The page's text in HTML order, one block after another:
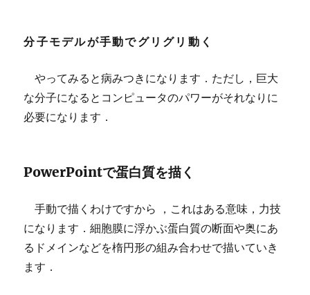
分子モデルが手動でグリグリ動く
やってみると病みつきになります．ただし，巨大
な分子になるとコンピュータのパワーがそれなりに
必要になります．
PowerPointで蛋白質を描く
手動で描くわけですから ，これはある意味，力技
になります．細胞膜に浮かぶ蛋白質の断面や奥にあ
るドメインなどを楕円形の組み合わせで描いていき
ます．